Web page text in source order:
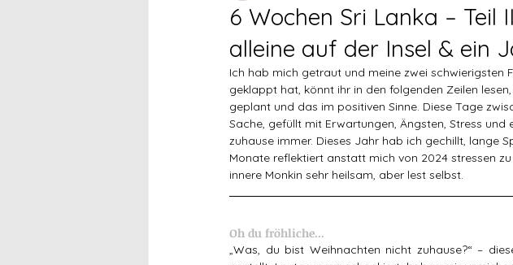
then vs now how to... jetzt & immer lieblinge
6 Wochen Sri Lanka – Teil
alleine auf der Insel & ein
Ich hab mich getraut und meine zwei schwierigsten
geklappt hat, könnt ihr in den folgenden Zeilen
geplant und das im positiven Sinne. Diese Tage
Sache, gefüllt mit Erwartungen, Ängsten, Stress
zuhause immer. Dieses Jahr hab ich gechillt, lange
Monate reflektiert anstatt mich von 2024 stressen
innere Monkin sehr heilsam, aber lest selbst.
Oh du fröhliche...
„Was, du bist Weihnachten nicht zuhause?“ –